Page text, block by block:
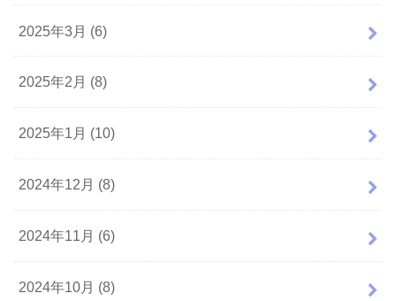
2025年3月 (6)
2025年2月 (8)
2025年1月 (10)
2024年12月 (8)
2024年11月 (6)
2024年10月 (8)